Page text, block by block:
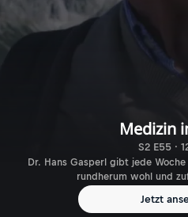
Medizin
S2 E55 ·
Dr. Hans Gasperl gibt jede
rundherum wohl und
Jetzt